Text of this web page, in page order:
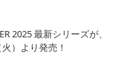
2025 最新シリーズが、
）より発売！